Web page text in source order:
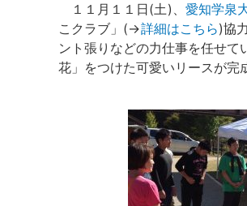
１１月１１日(土)、 愛知学泉
こクラブ」(→詳細はこちら)協
ント張りなどの力仕事を任せ
花」をつけた可愛いリースが完